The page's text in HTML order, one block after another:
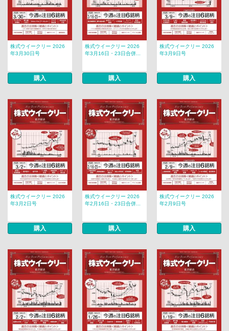
株式ウイークリー 2026
年3月30日号
購入
株式ウイークリー 2026
年3月16日・23日合併...
購入
株式ウイークリー 2026
年3月9日号
購入
株式ウイークリー 2026
年3月2日号
購入
株式ウイークリー 2026
年2月16日・23日合併...
購入
株式ウイークリー 2026
年2月9日号
購入